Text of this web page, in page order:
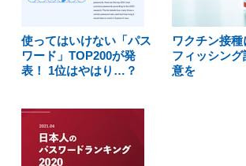
使ってはいけない「パス
ワード」TOP200が発
表！ 1位はやはり…？
ワクチン接
フィッシン
意を